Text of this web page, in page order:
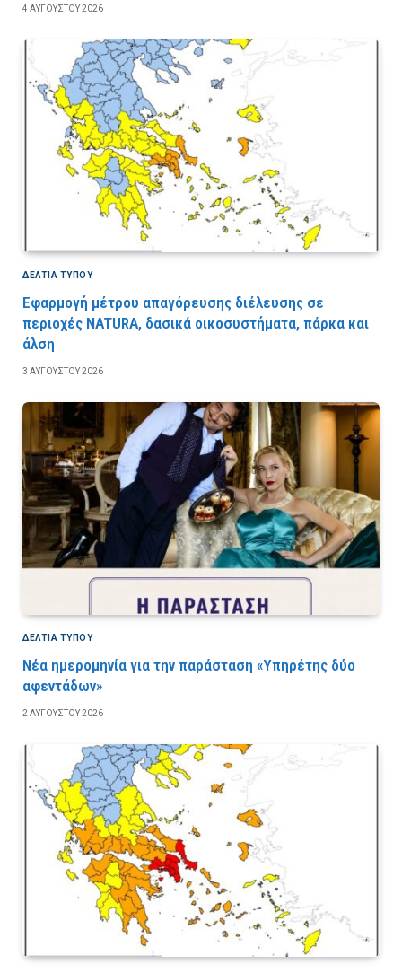
4 ΑΥΓΟΎΣΤΟΥ 2026
ΔΕΛΤΙΑ ΤΥΠΟΥ
Εφαρμογή μέτρου απαγόρευσης διέλευσης σε
περιοχές NATURA, δασικά οικοσυστήματα, πάρκα και
άλση
3 ΑΥΓΟΎΣΤΟΥ 2026
ΔΕΛΤΙΑ ΤΥΠΟΥ
Νέα ημερομηνία για την παράσταση «Υπηρέτης δύο
αφεντάδων»
2 ΑΥΓΟΎΣΤΟΥ 2026